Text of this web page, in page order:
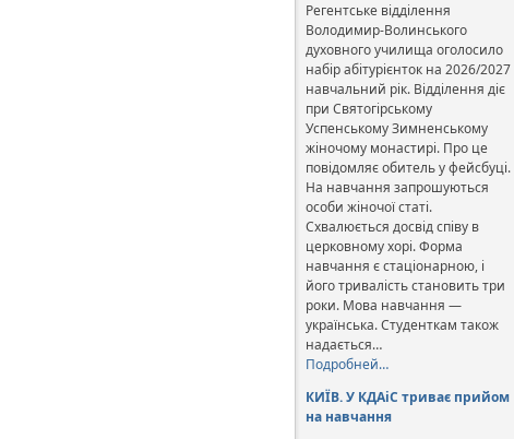
Регентське відділення
Володимир-Волинського
духовного училища оголосило
набір абітурієнток на 2026/2027
навчальний рік. Відділення діє
при Святогірському
Успенському Зимненському
жіночому монастирі. Про це
повідомляє обитель у фейсбуці.
На навчання запрошуються
особи жіночої статі.
Схвалюється досвід співу в
церковному хорі. Форма
навчання є стаціонарною, і
його тривалість становить три
роки. Мова навчання —
українська. Студенткам також
надається…
Подробней…
КИЇВ. У КДАіС триває прийом
на навчання